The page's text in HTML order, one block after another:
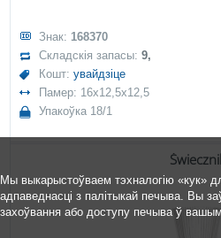
Знак: 168370
Складскія запасы:9,
Кошт:увайдзіце
Памер: 16x12,5x12,5
Упакоўка 18/1
Мы выкарыстоўваем тэхналогію «кук»
адпаведнасці з палітыкай печыва. Вы
захоўвання або доступу печыва ў